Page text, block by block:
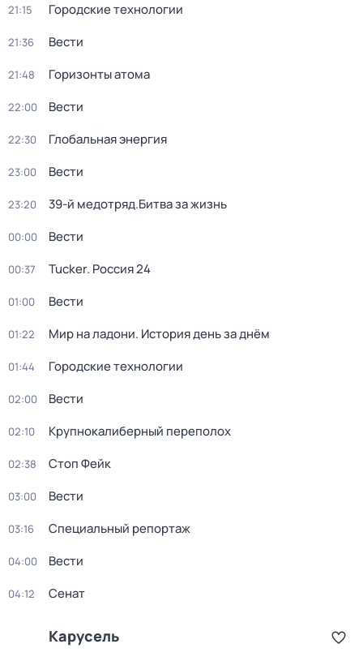
21:15 Городские технологии
21:36 Вести
21:48 Горизонты атома
22:00 Вести
22:30 Глобальная энергия
23:00 Вести
23:20 39-й медотряд.Битва за жизнь
00:00 Вести
00:37 Tucker. Россия 24
01:00 Вести
01:22 Мир на ладони. История день за днём
01:44 Городские технологии
02:00 Вести
02:10 Крупнокалиберный переполох
02:38 Стоп Фейк
03:00 Вести
03:16 Специальный репортаж
04:00 Вести
04:12 Сенат
Карусель